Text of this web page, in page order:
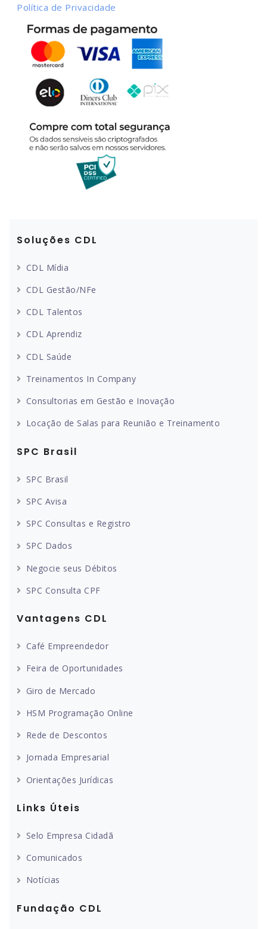
Política de Privacidade
Soluções CDL
CDL Mídia
CDL Gestão/NFe
CDL Talentos
CDL Aprendiz
CDL Saúde
Treinamentos In Company
Consultorias em Gestão e Inovação
Locação de Salas para Reunião e Treinamento
SPC Brasil
SPC Brasil
SPC Avisa
SPC Consultas e Registro
SPC Dados
Negocie seus Débitos
SPC Consulta CPF
Vantagens CDL
Café Empreendedor
Feira de Oportunidades
Giro de Mercado
HSM Programação Online
Rede de Descontos
Jornada Empresarial
Orientações Jurídicas
Links Úteis
Selo Empresa Cidadã
Comunicados
Notícias
Fundação CDL